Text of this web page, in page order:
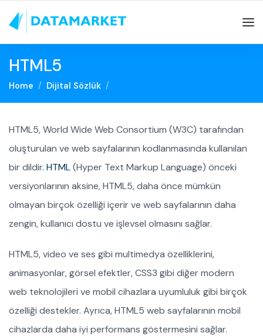
HTML5
Home Dijital Sözlük
HTML5, World Wide Web Consortium (W3C) tarafından
oluşturulan ve web sayfalarının kodlanmasında kullanılan
bir dildir. HTML(Hyper Text Markup Language) önceki
versiyonlarının aksine, HTML5, daha önce mümkün
olmayan birçok özelliği içerir ve web sayfalarının daha
zengin, kullanıcı dostu ve işlevsel olmasını sağlar.
HTML5, video ve ses gibi multimedya özelliklerini,
animasyonlar, görsel efektler, CSS3 gibi diğer modern
web teknolojileri ve mobil cihazlara uyumluluk gibi birçok
özelliği destekler. Ayrıca, HTML5 web sayfalarının mobil
cihazlarda daha iyi performans göstermesini sağlar.